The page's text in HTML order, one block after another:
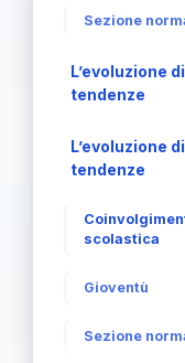
Sezione
L’evoluzione
tendenze
L’evoluzione
tendenze
scolastica
Gioventù
Sezione